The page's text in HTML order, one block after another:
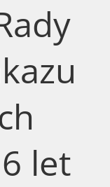
let